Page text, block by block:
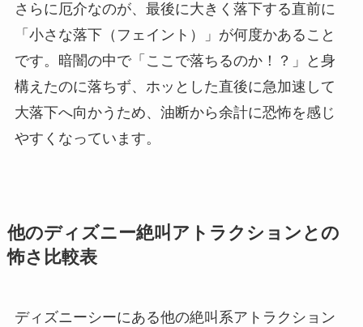
さらに厄介なのが、最後に大きく落下する直前に
「小さな落下（フェイント）」が何度かあること
です。暗闇の中で「ここで落ちるのか！？」と身
構えたのに落ちず、ホッとした直後に急加速して
大落下へ向かうため、油断から余計に恐怖を感じ
やすくなっています。
他のディズニー絶叫アトラクションとの
怖さ比較表
ディズニーシーにある他の絶叫系アトラクション